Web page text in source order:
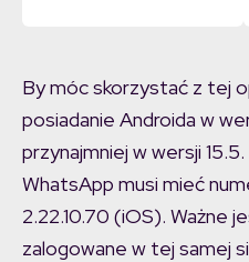
By móc skorzystać z tej
posiadanie Androida w
przynajmniej w wersji
WhatsApp musi mieć
2.22.10.70 (iOS). Ważne
zalogowane w tej samej